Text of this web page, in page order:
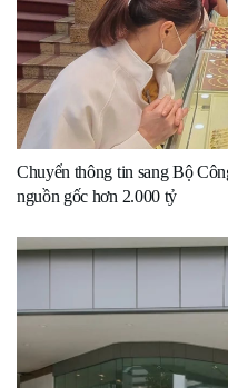
Chuyển thông tin sang Bộ
nguồn gốc hơn 2.000 tỷ